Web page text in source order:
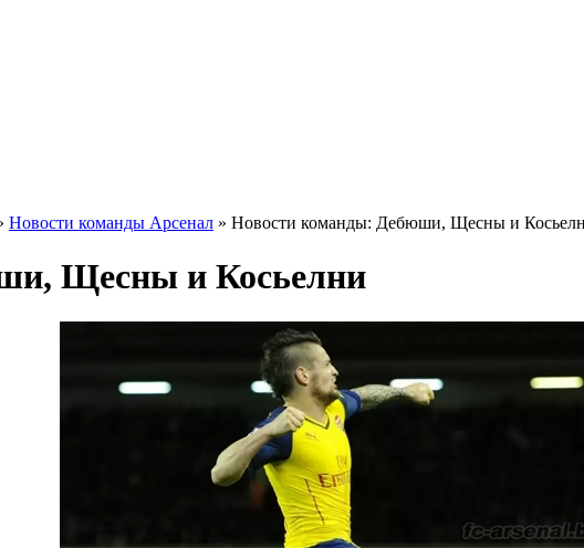
Новости команды Арсенал » Новости команды: Дебюши, Щесны и
Щесны и Косьелни